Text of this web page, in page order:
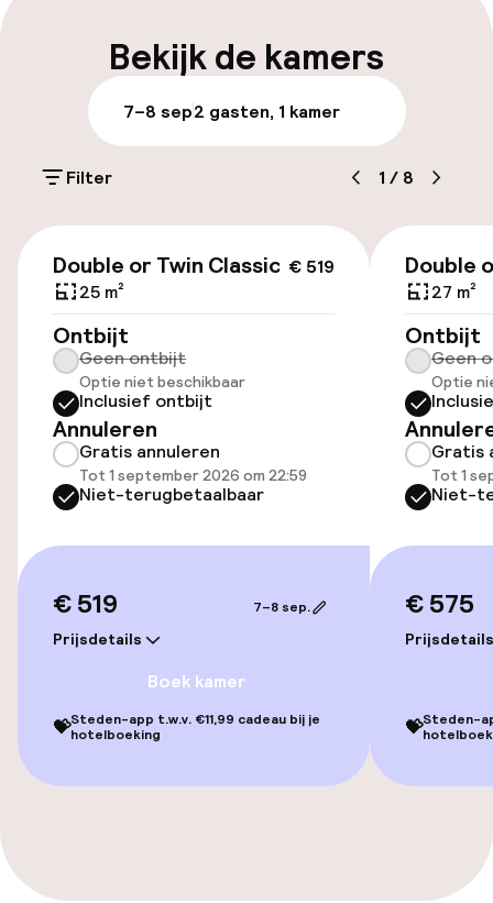
Bagageruimte
Parkeren & mobiliteit
(buiten)
€ 25,00 per dag
Openbaar parkeren
Luchthavenshuttle
Transferservice
Toegankelijkheid
Overal rolstoeltoegankelijk
Lift
Zwemmen & wellness
Privé zwembad
Bekijk de kamers
7–8 sep2 gasten, 1 kamer
Filter 1 / 8
€ 519
Double or Twin Classic
25 m²
Ontbijt
Geen ontbijt
Optie niet beschikbaar
Inclusief ontbijt
Annuleren
Gratis annuleren
Tot 1 september 2026 om 22:59
Niet-terugbetaalbaar
€ 519
Prijsdetails
7–8 sep.
Boek kamer
💝Steden-app t.w.v. €11,99 cadeau bij je
hotelboeking
Double
27 m²
Ontbijt
Geen
Optie
Gratis
Tot 1
Niet-
€ 575
Prijsdetails
💝Steden-